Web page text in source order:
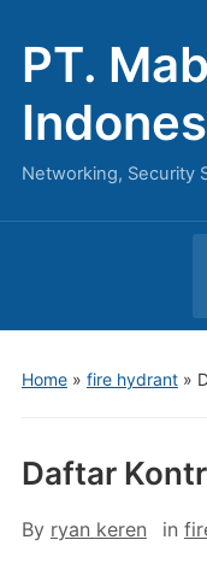
PT.
Networking, Security
Home» fire hydrant»
Daftar
By ryan keren in